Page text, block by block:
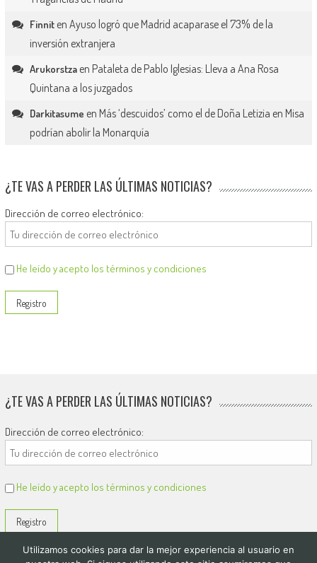
Finniten Ayuso logró que Madrid acaparase el 73% de la
inversión extranjera
Arukorstzaen Pataleta de Pablo Iglesias: Lleva a Ana Rosa
Quintana a los juzgados
Darkitasume en Más ‘descuidos’ como el de Doña Letizia en Misa
podrían abolir la Monarquía
¿TE VAS A PERDER LAS ÚLTIMAS NOTICIAS?
Dirección de correo electrónico:
He leído y acepto los términos y condiciones
¿TE VAS A PERDER LAS ÚLTIMAS NOTICIAS?
Dirección de correo electrónico:
He leído y acepto los términos y condiciones
Utilizamos cookies para dar la mejor experiencia al usuario en